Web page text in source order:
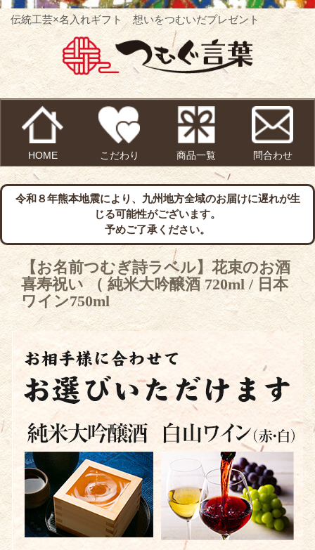
伝統工芸×名入れギフト 想いをつむいだプレゼント
HOME こだわり 商品一覧 問合わせ
令和８年熊本地震により、九州地方全域のお届けに遅れが生
じる可能性がございます。
予めご了承ください。
【お名前つむぎ詩ラベル】花束のお酒
喜寿祝い （ 純米大吟醸酒 720ml / 日本
ワイン750ml